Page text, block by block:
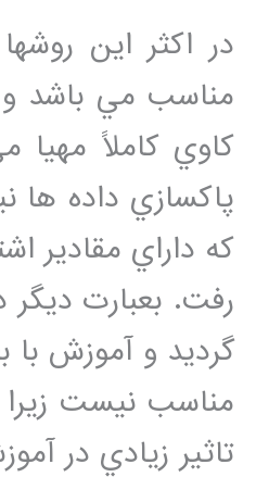
در اکثر اين
مناسب مي باشد و
کاوي کاملاً مهيا
پاکسازي داده ها
که داراي مقادير
رفت. بعبارت
گرديد و آموزش با
مناسب نيست
تاثير زيادي در